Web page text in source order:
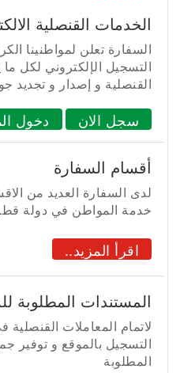
الخدمات القنصلية
السفارة تعلن لمواطنينا
التسجيل الإلكتروني لكل ما
القنصلية و إصدار و تجديد
سجل الان دخول
أقسام السفارة
لدى السفارة العديد من
خدمة المواطن في دولة
اقرأ المزيد..
المستندات المطلوبة
لاتمام المعاملات
التسجيل بالموقع و توفير
المطلوبة